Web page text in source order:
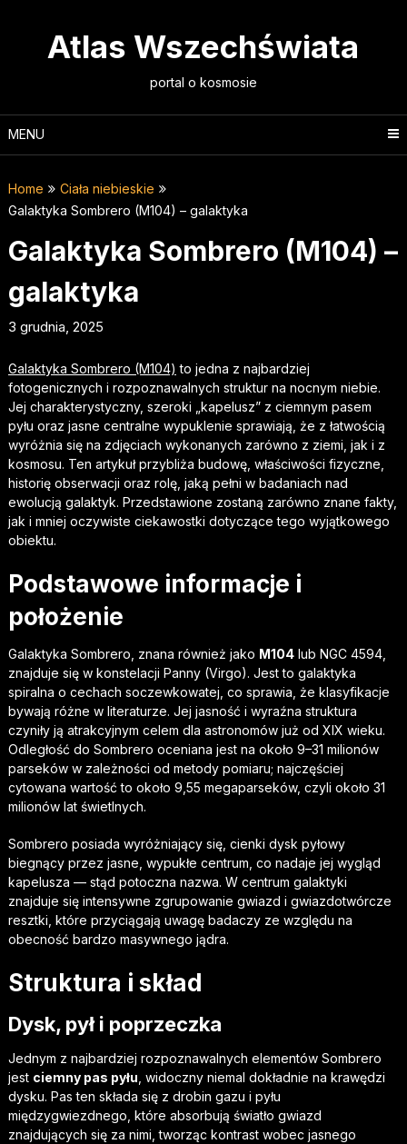
Atlas Wszechświata
portal o kosmosie
MENU
Home
Ciała niebieskie
Galaktyka Sombrero (M104) – galaktyka
Galaktyka Sombrero (M104) –
galaktyka
3 grudnia, 2025
Galaktyka Sombrero (M104) to jedna z najbardziej
fotogenicznych i rozpoznawalnych struktur na nocnym niebie.
Jej charakterystyczny, szeroki „kapelusz” z ciemnym pasem
pyłu oraz jasne centralne wypuklenie sprawiają, że z łatwością
wyróżnia się na zdjęciach wykonanych zarówno z ziemi, jak i z
kosmosu. Ten artykuł przybliża budowę, właściwości fizyczne,
historię obserwacji oraz rolę, jaką pełni w badaniach nad
ewolucją galaktyk. Przedstawione zostaną zarówno znane fakty,
jak i mniej oczywiste ciekawostki dotyczące tego wyjątkowego
obiektu.
Podstawowe informacje i
położenie
Galaktyka Sombrero, znana również jako M104lub NGC 4594,
znajduje się w konstelacji Panny (Virgo). Jest to galaktyka
spiralna o cechach soczewkowatej, co sprawia, że klasyfikacje
bywają różne w literaturze. Jej jasność i wyraźna struktura
czyniły ją atrakcyjnym celem dla astronomów już od XIX wieku.
Odległość do Sombrero oceniana jest na około 9–31 milionów
parseków w zależności od metody pomiaru; najczęściej
cytowana wartość to około 9,55 megaparseków, czyli około 31
milionów lat świetlnych.
Sombrero posiada wyróżniający się, cienki dysk pyłowy
biegnący przez jasne, wypukłe centrum, co nadaje jej wygląd
kapelusza — stąd potoczna nazwa. W centrum galaktyki
znajduje się intensywne zgrupowanie gwiazd i gwiazdotwórcze
resztki, które przyciągają uwagę badaczy ze względu na
obecność bardzo masywnego jądra.
Struktura i skład
Dysk, pył i poprzeczka
Jednym z najbardziej rozpoznawalnych elementów Sombrero
jest ciemny pas pyłu , widoczny niemal dokładnie na krawędzi
dysku. Pas ten składa się z drobin gazu i pyłu
międzygwiezdnego, które absorbują światło gwiazd
znajdujących się za nimi, tworząc kontrast wobec jasnego